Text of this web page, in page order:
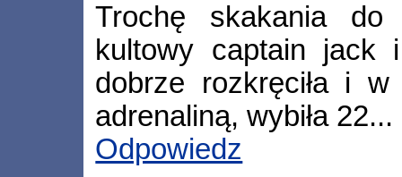
Trochę skakania do
kultowy captain jack
dobrze rozkręciła i
adrenaliną, wybiła 22...
Odpowiedz